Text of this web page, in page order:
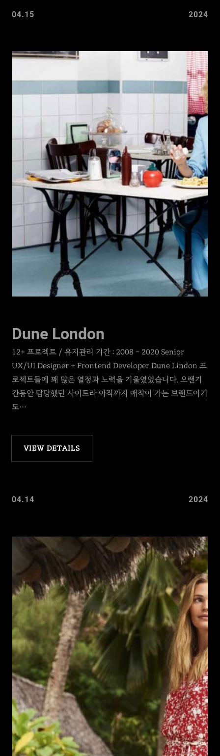
04.15 2024
Dune London
12+ 프로젝트 / 유지관리 기간 : 2008 – 2020 Senior
UX/UI Designer + Frontend Developer Dune Lindon 프
로젝트들에 꽤 많은 열정과 노력을 기울였었습니다. 오랜기
간동안 담당했던 사이트라 아직까지 애착이 가는 브랜드이기
도…
VIEW DETAILS
04.14 2024